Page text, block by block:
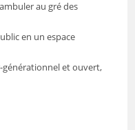
au gré des
en un espace
et ouvert,